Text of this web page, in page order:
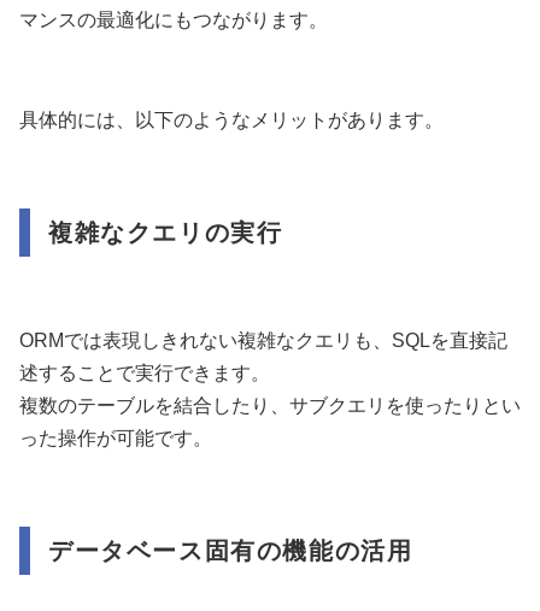
マンスの最適化にもつながります。
具体的には、以下のようなメリットがあります。
複雑なクエリの実行
ORMでは表現しきれない複雑なクエリも、SQLを直接記
述することで実行できます。
複数のテーブルを結合したり、サブクエリを使ったりとい
った操作が可能です。
データベース固有の機能の活用